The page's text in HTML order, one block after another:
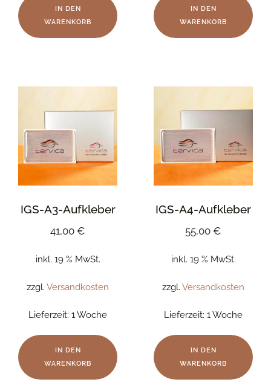
IN DEN
WARENKORB
IN DEN
WARENKORB
IGS-A3-Aufkleber
41,00 €
inkl. 19 % MwSt.
zzgl. Versandkosten
Lieferzeit: 1 Woche
IN DEN
WARENKORB
IGS-A4-Aufkleber
55,00 €
inkl. 19 % MwSt.
zzgl. Versandkosten
Lieferzeit: 1 Woche
IN DEN
WARENKORB